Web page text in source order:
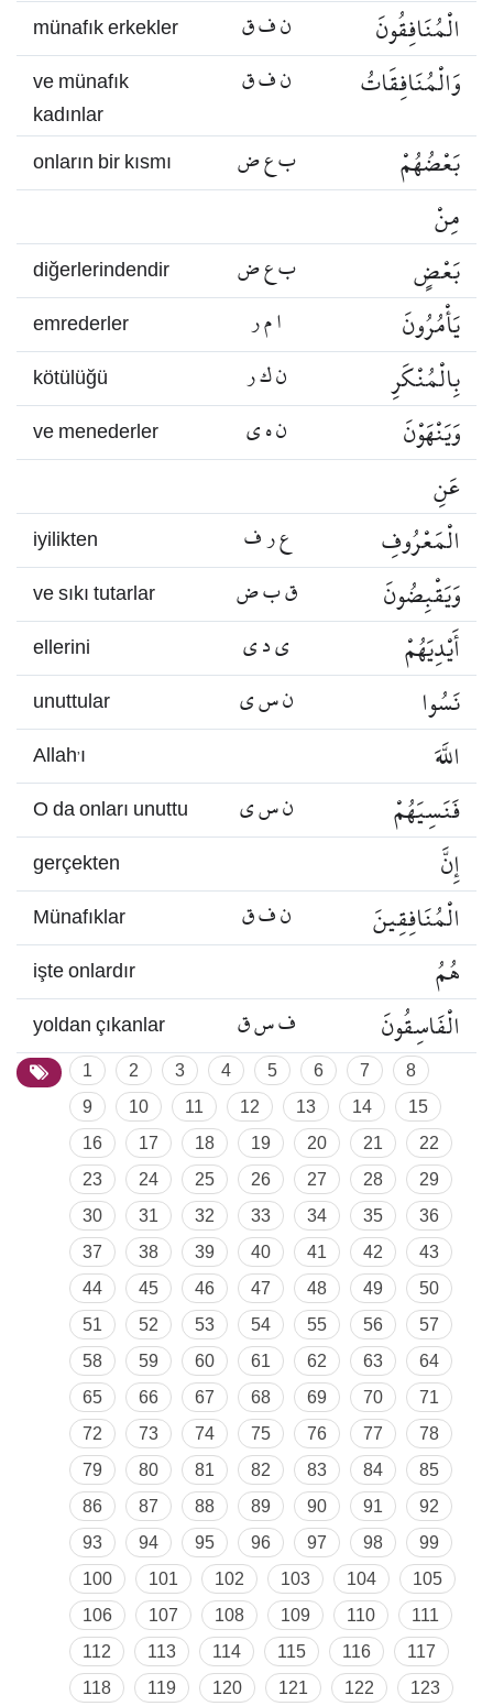
münafık erkekler ن ف ق الْمُنَافِقُونَ
ve münafık
kadınlar
ن ف ق وَالْمُنَافِقَاتُ
onların bir kısmı ب ع ض
بَعْضُهُمْ
مِنْ
diğerlerindendir ب ع ض بَعْضٍ
emrederler ا م ر يَأْمُرُونَ
kötülüğü ن ك ر بِالْمُنْكَرِ
ve menederler ن ه ي
وَيَنْهَوْنَ
عَنِ
iyilikten ع ر ف الْمَعْرُوفِ
ve sıkı tutarlar ق ب ض وَيَقْبِضُونَ
ellerini ي د ي أَيْدِيَهُمْ
unuttular ن س ي نَسُوا
Allah’ı اللَّهَ
O da onları unuttu ن س ي فَنَسِيَهُمْ
gerçekten إِنَّ
Münafıklar ن ف ق الْمُنَافِقِينَ
işte onlardır هُمُ
yoldan çıkanlar ف س ق الْفَاسِقُونَ
1 2 3 4 5 6 7
8
9
10 11 12 13 14
15
16
17 18 19 20 21
22
23
24 25 26 27 28
29
30
31 32 33 34 35
36
37
38 39 40 41 42
43
44
45 46 47 48 49
50
51
52 53 54 55 56
57
58
59 60 61 62 63
64
65
66 67 68 69 70
71
72
73 74 75 76 77
78
79
80 81 82 83 84
85
86
87 88 89 90 91
92
93
94 95 96 97 98
99
100
101 102 103 104
105
106
107 108 109 110
111
112
113 114 115 116
117
118
119 120 121 122 123